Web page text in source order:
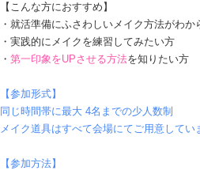
【こんな方におすすめ】
・就活準備にふさわしいメイク方法がわか
・実践的にメイクを練習してみたい方
・ 第一印象をUPさせる方法を知りたい方
【参加形式】
同じ時間帯に最大 4名までの少人数制
メイク道具はすべて会場にてご用意してい
【参加方法】